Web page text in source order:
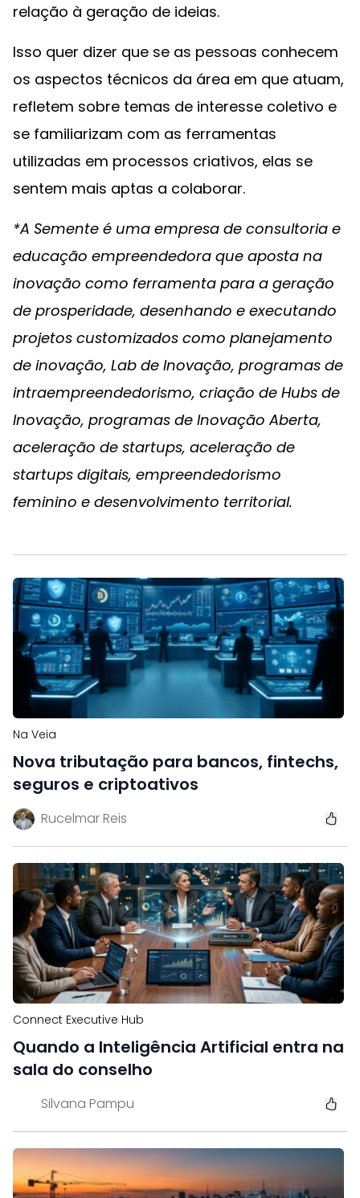
relação à geração de ideias.
Isso quer dizer que se as pessoas conhecem
os aspectos técnicos da área em que atuam,
refletem sobre temas de interesse coletivo e
se familiarizam com as ferramentas
utilizadas em processos criativos, elas se
sentem mais aptas a colaborar.
*A Semente é uma empresa de consultoria e
educação empreendedora que aposta na
inovação como ferramenta para a geração
de prosperidade, desenhando e executando
projetos customizados como planejamento
de inovação, Lab de Inovação, programas de
intraempreendedorismo, criação de Hubs de
Inovação, programas de Inovação Aberta,
aceleração de startups, aceleração de
startups digitais, empreendedorismo
feminino e desenvolvimento territorial.
Na Veia
Nova tributação para bancos, fintechs,
seguros e criptoativos
Rucelmar Reis
Connect Executive Hub
Quando a Inteligência Artificial entra na
sala do conselho
Silvana Pampu